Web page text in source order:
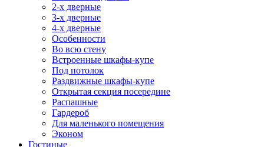
2-х дверные
3-х дверные
4-х дверные
Особенности
Во всю стену
Встроенные шкафы-купе
Под потолок
Раздвижные шкафы-купе
Открытая секция посередине
Распашные
Гардероб
Для маленького помещения
Эконом
Гостиные